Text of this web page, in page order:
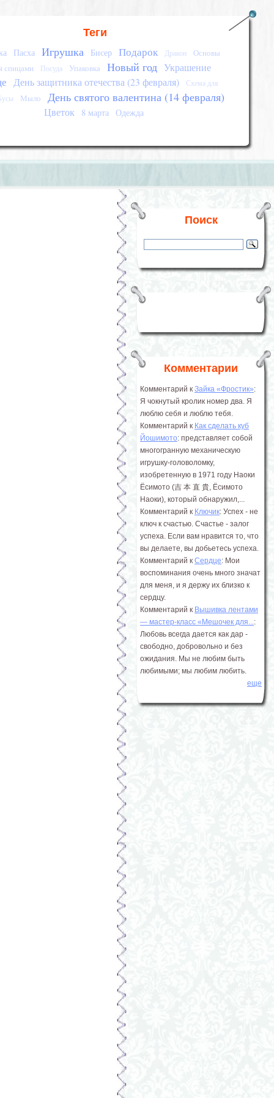
Теги
Пасха Игрушка Бисер Подарок Дракон
Основы
спицами
Посуда Упаковка Новый год Украшение
День защитника отечества (23 февраля)
Схема для
Мыло День святого валентина (14 февраля)
Цветок 8 марта Одежда
Поиск
Комментарии
Комментарий к Зайка «Фростик»:
Я чокнутый кролик номер два. Я
люблю себя и люблю тебя.
Комментарий к Как сделать куб
Йошимото: представляет собой
многогранную механическую
игрушку-головоломку,
изобретенную в 1971 году Наоки
Ёсимото (吉 本 直 貴, Ёсимото
Наоки), который обнаружил,...
Комментарий к Ключик: Успех - не
ключ к счастью. Счастье - залог
успеха. Если вам нравится то, что
вы делаете, вы добьетесь успеха.
Комментарий к Сердце: Мои
воспоминания очень много значат
для меня, и я держу их близко к
сердцу.
Комментарий к Вышивка лентами
― мастер-класс «Мешочек для...:
Любовь всегда дается как дар -
свободно, добровольно и без
ожидания. Мы не любим быть
любимыми; мы любим любить.
еще